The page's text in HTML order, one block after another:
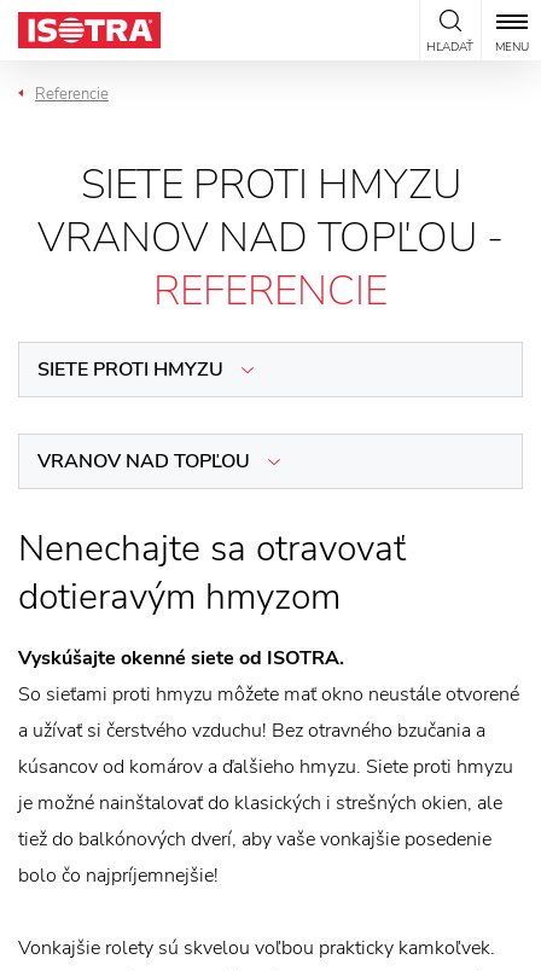
Preskočiť na obsah
HĽADAŤ MENU
Referencie
SIETE PROTI HMYZU
VRANOV NAD TOPĽOU -
REFERENCIE
SIETE PROTI HMYZU
VRANOV NAD TOPĽOU
Nenechajte sa otravovať
dotieravým hmyzom
Vyskúšajte okenné siete od ISOTRA.
So sieťami proti hmyzu môžete mať okno neustále otvorené
a užívať si čerstvého vzduchu! Bez otravného bzučania a
kúsancov od komárov a ďalšieho hmyzu. Siete proti hmyzu
je možné nainštalovať do klasických i strešných okien, ale
tiež do balkónových dverí, aby vaše vonkajšie posedenie
bolo čo najpríjemnejšie!
Vonkajšie rolety sú skvelou voľbou prakticky kamkoľvek.